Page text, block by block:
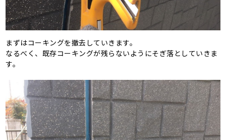
まずはコーキングを撤去していきます。
なるべく、既存コーキングが残らないようにそぎ落としていきま
す。